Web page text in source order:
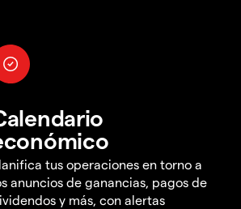
tus operaciones en torno a
anuncios de ganancias, pagos de
y más, con alertas